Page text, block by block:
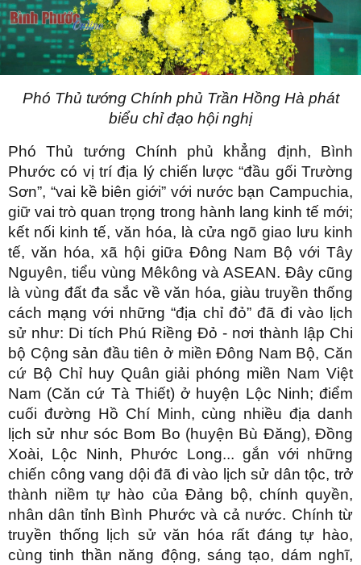
Phó Thủ tướng Chính phủ Trần Hồng Hà phát
biểu chỉ đạo hội nghị
Phó Thủ tướng Chính phủ khẳng định, Bình
Phước có vị trí địa lý chiến lược “đầu gối Trường
Sơn”, “vai kề biên giới” với nước bạn Campuchia,
giữ vai trò quan trọng trong hành lang kinh tế mới;
kết nối kinh tế, văn hóa, là cửa ngõ giao lưu kinh
tế, văn hóa, xã hội giữa Đông Nam Bộ với Tây
Nguyên, tiểu vùng Mêkông và ASEAN. Đây cũng
là vùng đất đa sắc về văn hóa, giàu truyền thống
cách mạng với những “địa chỉ đỏ” đã đi vào lịch
sử như: Di tích Phú Riềng Đỏ - nơi thành lập Chi
bộ Cộng sản đầu tiên ở miền Đông Nam Bộ, Căn
cứ Bộ Chỉ huy Quân giải phóng miền Nam Việt
Nam (Căn cứ Tà Thiết) ở huyện Lộc Ninh; điểm
cuối đường Hồ Chí Minh, cùng nhiều địa danh
lịch sử như sóc Bom Bo (huyện Bù Đăng), Đồng
Xoài, Lộc Ninh, Phước Long... gắn với những
chiến công vang dội đã đi vào lịch sử dân tộc, trở
thành niềm tự hào của Đảng bộ, chính quyền,
nhân dân tỉnh Bình Phước và cả nước. Chính từ
truyền thống lịch sử văn hóa rất đáng tự hào,
cùng tinh thần năng động, sáng tạo, dám nghĩ,